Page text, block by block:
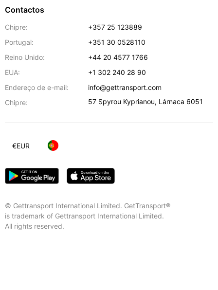
Contactos
Chipre:
+357 25 123889
Portugal:
+351 30 0528110
Reino Unido:
+44 20 4577 1766
EUA:
+1 302 240 28 90
Endereço de e-mail:
info@gettransport.com
Chipre:
57 Spyrou Kyprianou, Lárnaca 6051
© Gettransport International Limited. GetTransport®
is trademark of Gettransport International Limited.
All rights reserved.
€EUR